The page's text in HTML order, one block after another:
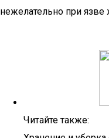
нежелательно при язве
Читайте также: